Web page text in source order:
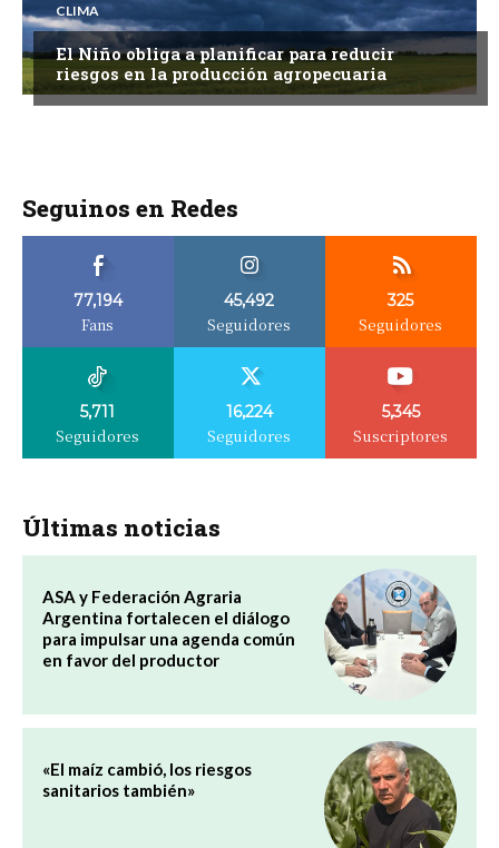
CLIMA
El Niño obliga a planificar para reducir
riesgos en la producción agropecuaria
Seguinos en Redes
77,194
Fans
45,492
Seguidores
325
Seguidores
5,711
Seguidores
16,224
Seguidores
5,345
Suscriptores
Últimas noticias
ASA y Federación Agraria
Argentina fortalecen el diálogo
para impulsar una agenda común
en favor del productor
«El maíz cambió, los riesgos
sanitarios también»